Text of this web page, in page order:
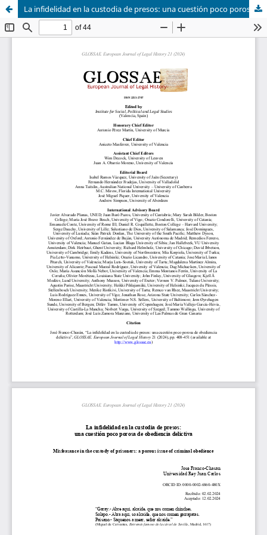
La infidelidad en la custodia de presos: una cuestión poco porosa de obediencia delictiva